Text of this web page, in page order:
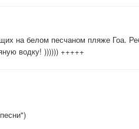
на белом песчаном пляже Гоа.
водку! )))))) +++++